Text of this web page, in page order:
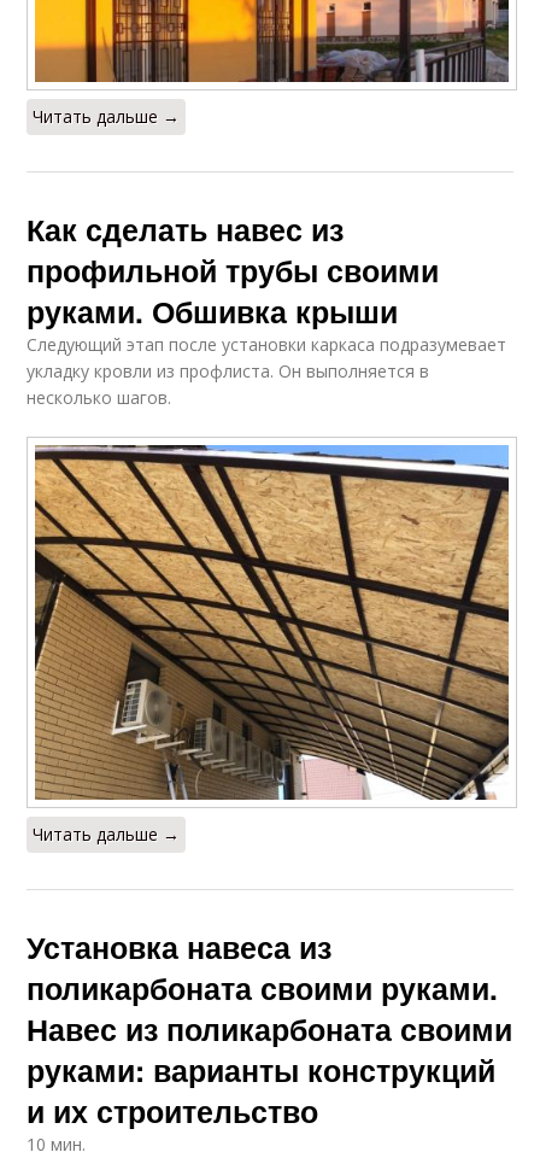
Читать дальше →
Как сделать навес из
профильной трубы своими
руками. Обшивка крыши
Следующий этап после установки каркаса подразумевает
укладку кровли из профлиста. Он выполняется в
несколько шагов.
Читать дальше →
Установка навеса из
поликарбоната своими руками.
Навес из поликарбоната своими
руками: варианты конструкций
и их строительство
10 мин.